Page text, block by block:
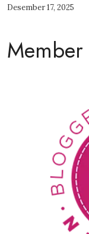
Cara Pesan Tiket
Promo
Tips Memilih
Desember 17, 2025
Member